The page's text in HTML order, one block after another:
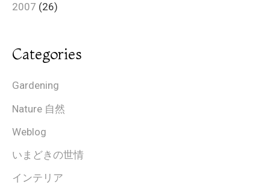
2007 (26)
Categories
Gardening
Nature 自然
Weblog
いまどきの世情
インテリア